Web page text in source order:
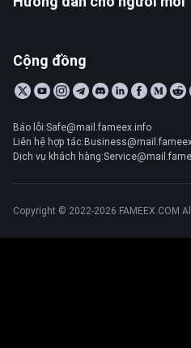
Cộng đồng
Báo lỗi:Safe@mail.fameex.info
Liên hệ hợp
Dịch vụ khách
Copyright © 2022-2026 FAMEEX.COM